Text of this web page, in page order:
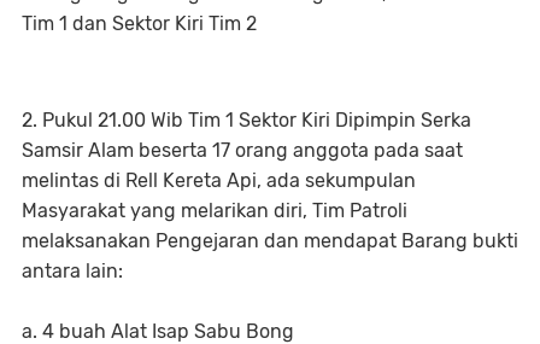
Tim 1 dan Sektor Kiri Tim 2
2. Pukul 21.00 Wib Tim 1 Sektor Kiri Dipimpin Serka
Samsir Alam beserta 17 orang anggota pada saat
melintas di Rell Kereta Api, ada sekumpulan
Masyarakat yang melarikan diri, Tim Patroli
melaksanakan Pengejaran dan mendapat Barang bukti
antara lain:
a. 4 buah Alat Isap Sabu Bong